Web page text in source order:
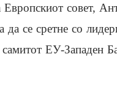
Европскиот совет,
да се сретне со
самитот ЕУ-Западен